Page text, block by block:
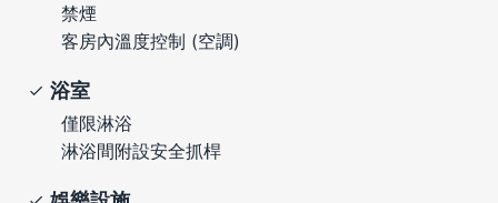
禁煙
客房內溫度控制 (空調)
浴室
僅限淋浴
淋浴間附設安全抓桿